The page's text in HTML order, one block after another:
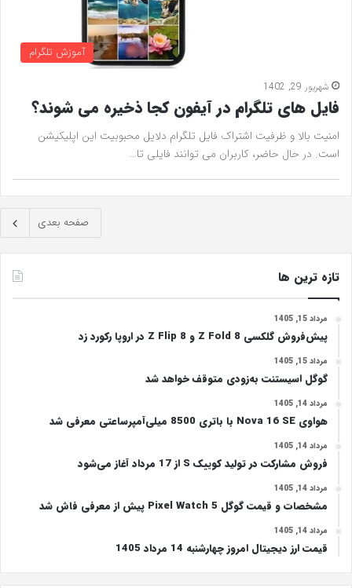
آموزش تلگرام
شهریور 29, 1402
فایل های تلگرام در آیفون کجا ذخیره می شوند؟
امنیت بالا و ظرفیت اشتراک فایل تلگرام دلایل محبوبیت این اپلیکیشن
است. در حال حاضر، کاربران می توانند فایلی تا…
صفحه بعدی
تازه ترین ها
مرداد 15, 1405
پیش‌فروش گلکسی Z Fold 8 و Z Flip 8 در اروپا رکورد زد
مرداد 15, 1405
گوگل اسیستنت به‌زودی متوقف خواهد شد
مرداد 14, 1405
هواوی Nova 16 SE با باتری 8500 میلی‌آمپرساعتی معرفی شد
مرداد 14, 1405
فروش مشارکت در تولید کوییک S از 17 مرداد آغاز می‌شود
مرداد 14, 1405
مشخصات و قیمت گوگل Pixel Watch 5 پیش از معرفی فاش شد
مرداد 14, 1405
قیمت ارز دیجیتال امروز چهارشنبه 14 مرداد 1405